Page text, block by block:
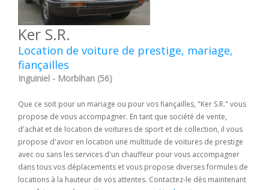
Ker S.R.
Location de voiture de prestige, mariage,
fiançailles
Inguiniel - Morbihan (56)
Que ce soit pour un mariage ou pour vos fiançailles, "Ker S.R." vous
propose de vous accompagner. En tant que société de vente,
d'achat et de location de voitures de sport et de collection, il vous
propose d'avoir en location une multitude de voitures de prestige
avec ou sans les services d'un chauffeur pour vous accompagner
dans tous vos déplacements et vous propose diverses formules de
locations à la hauteur de vos attentes. Contactez-le dès maintenant